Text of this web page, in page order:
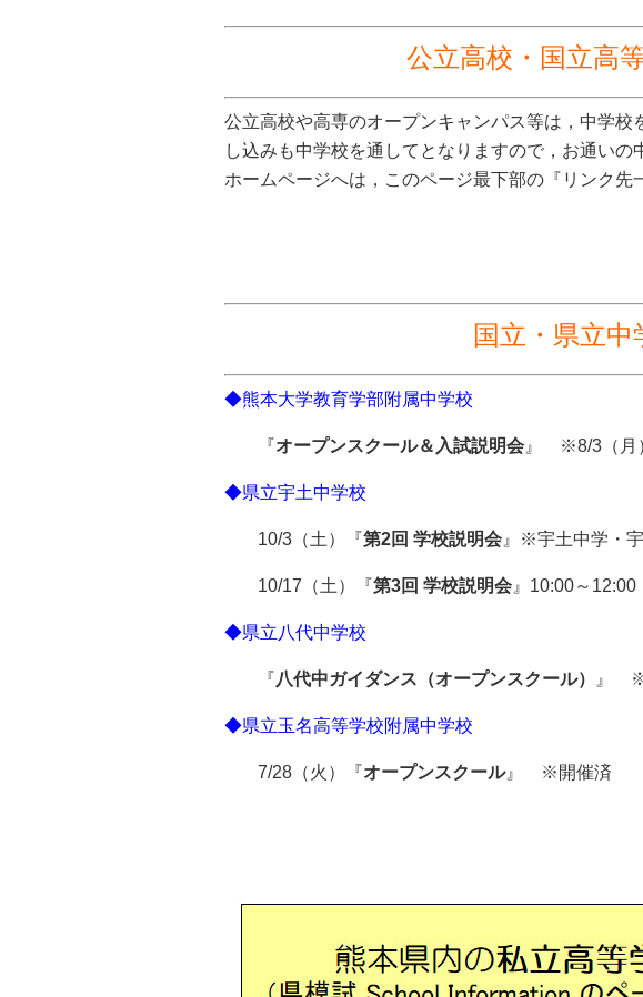
公立高校・国立高
公立高校や高専のオープンキャンパス等は，中学校
し込みも中学校を通してとなりますので，お通い
ホームページへは，このページ最下部の『リンク先
国立・県立中
◆熊本大学教育学部附属中学校
『オープンスクール＆入試説明会 』 ※8/3（月
◆県立宇土中学校
10/3（土）『第2回 学校説明会 』※宇土中学・
10/17（土）『第3回 学校説明会 』10:00～12:00
◆県立八代中学校
『八代中ガイダンス（オープンスクール） 』
◆県立玉名高等学校附属中学校
7/28（火）『オープンスクール』 ※開催済